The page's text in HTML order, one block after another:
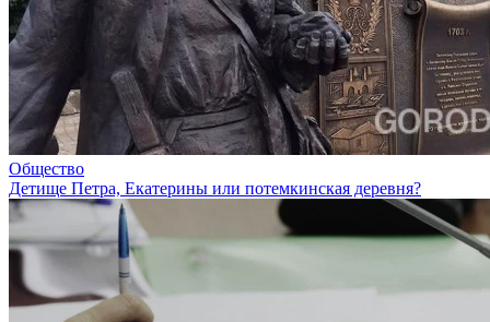
Общество
Детище Петра, Екатерины или потемкинская деревня?